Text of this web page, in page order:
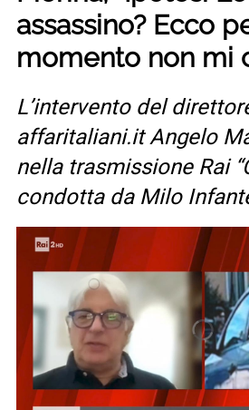
assassino? Ecco
momento non mi
L’intervento del
affaritaliani.it Angelo
nella trasmissione Rai
condotta da Milo